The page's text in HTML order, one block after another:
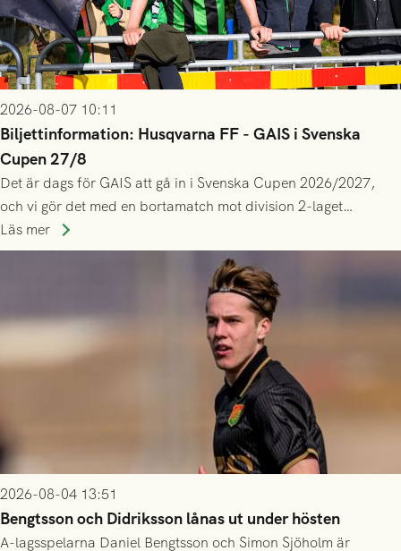
2026-08-07 10:11
Biljettinformation: Husqvarna FF - GAIS i Svenska
Cupen 27/8
Det är dags för GAIS att gå in i Svenska Cupen 2026/2027,
och vi gör det med en bortamatch mot division 2-laget
Husqvarna FF. Häng med och stötta grönsvart på plats!
Läs mer
2026-08-04 13:51
Bengtsson och Didriksson lånas ut under hösten
A-lagsspelarna Daniel Bengtsson och Simon Sjöholm är